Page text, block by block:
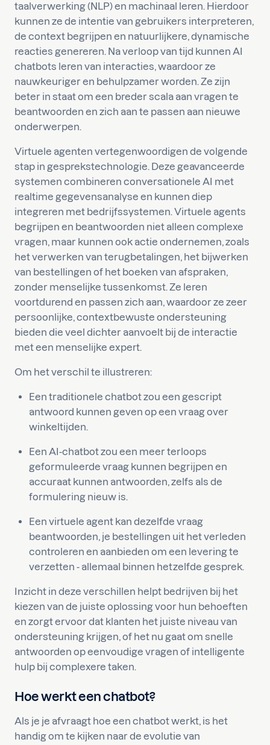
taalverwerking (NLP) en machinaal leren. Hierdoor
kunnen ze de intentie van gebruikers interpreteren,
de context begrijpen en natuurlijkere, dynamische
reacties genereren. Na verloop van tijd kunnen AI
chatbots leren van interacties, waardoor ze
nauwkeuriger en behulpzamer worden. Ze zijn
beter in staat om een breder scala aan vragen te
beantwoorden en zich aan te passen aan nieuwe
onderwerpen.
Virtuele agenten vertegenwoordigen de volgende
stap in gesprekstechnologie. Deze geavanceerde
systemen combineren conversationele AI met
realtime gegevensanalyse en kunnen diep
integreren met bedrijfssystemen. Virtuele agents
begrijpen en beantwoorden niet alleen complexe
vragen, maar kunnen ook actie ondernemen, zoals
het verwerken van terugbetalingen, het bijwerken
van bestellingen of het boeken van afspraken,
zonder menselijke tussenkomst. Ze leren
voortdurend en passen zich aan, waardoor ze zeer
persoonlijke, contextbewuste ondersteuning
bieden die veel dichter aanvoelt bij de interactie
met een menselijke expert.
Om het verschil te illustreren:
Een traditionele chatbot zou een gescript
antwoord kunnen geven op een vraag over
winkeltijden.
Een AI-chatbot zou een meer terloops
geformuleerde vraag kunnen begrijpen en
accuraat kunnen antwoorden, zelfs als de
formulering nieuw is.
Een virtuele agent kan dezelfde vraag
beantwoorden, je bestellingen uit het verleden
controleren en aanbieden om een levering te
verzetten - allemaal binnen hetzelfde gesprek.
Inzicht in deze verschillen helpt bedrijven bij het
kiezen van de juiste oplossing voor hun behoeften
en zorgt ervoor dat klanten het juiste niveau van
ondersteuning krijgen, of het nu gaat om snelle
antwoorden op eenvoudige vragen of intelligente
hulp bij complexere taken.
Hoe werkt een chatbot?
Als je je afvraagt hoe een chatbot werkt, is het
handig om te kijken naar de evolutie van